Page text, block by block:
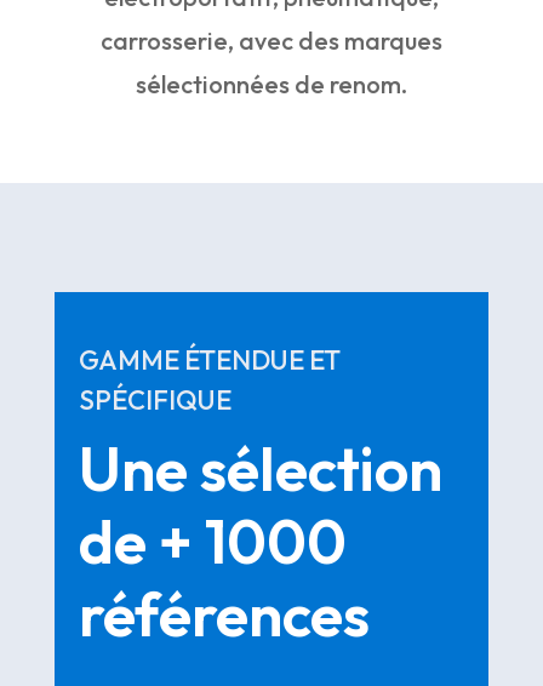
carrosserie, avec des marques
sélectionnées de renom.
GAMME ÉTENDUE ET
SPÉCIFIQUE
Une sélection
de + 1000
références